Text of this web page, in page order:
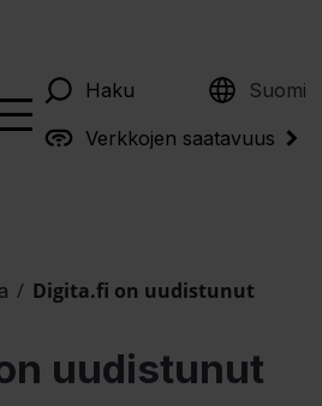
Haku Suomi
English
Verkkojen saatavuus
/ Digita.fi on uudistunut
uudistunut